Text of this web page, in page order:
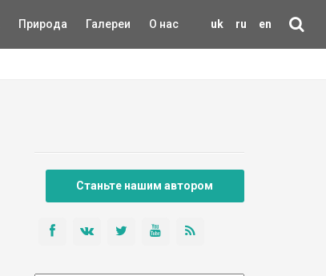
uk ru en
Природа Галереи О нас
Станьте нашим автором